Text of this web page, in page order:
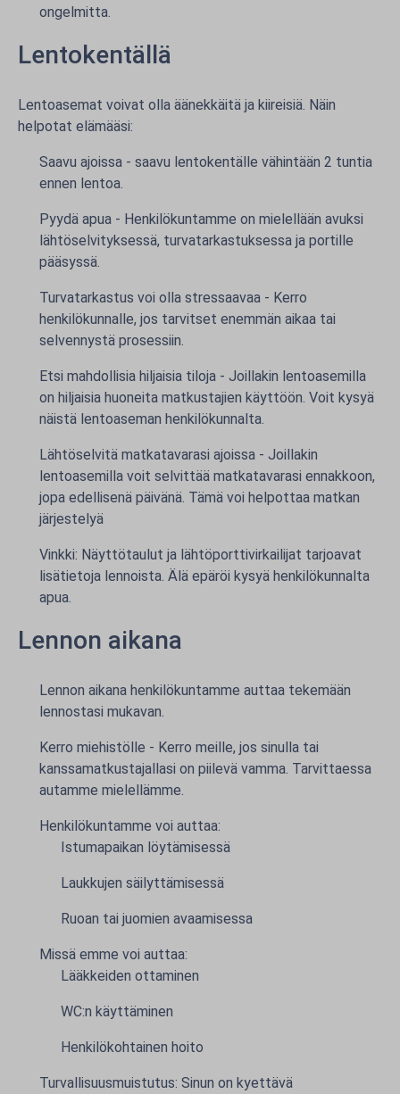
ongelmitta.
Lentokentällä
Lentoasemat voivat olla äänekkäitä ja kiireisiä. Näin
helpotat elämääsi:
Saavu ajoissa - saavu lentokentälle vähintään 2 tuntia
ennen lentoa.
Pyydä apua - Henkilökuntamme on mielellään avuksi
lähtöselvityksessä, turvatarkastuksessa ja portille
pääsyssä.
Turvatarkastus voi olla stressaavaa - Kerro
henkilökunnalle, jos tarvitset enemmän aikaa tai
selvennystä prosessiin.
Etsi mahdollisia hiljaisia tiloja - Joillakin lentoasemilla
on hiljaisia huoneita matkustajien käyttöön. Voit kysyä
näistä lentoaseman henkilökunnalta.
Lähtöselvitä matkatavarasi ajoissa - Joillakin
lentoasemilla voit selvittää matkatavarasi ennakkoon,
jopa edellisenä päivänä. Tämä voi helpottaa matkan
järjestelyä
Vinkki: Näyttötaulut ja lähtöporttivirkailijat tarjoavat
lisätietoja lennoista. Älä epäröi kysyä henkilökunnalta
apua.
Lennon aikana
Lennon aikana henkilökuntamme auttaa tekemään
lennostasi mukavan.
Kerro miehistölle - Kerro meille, jos sinulla tai
kanssamatkustajallasi on piilevä vamma. Tarvittaessa
autamme mielellämme.
Henkilökuntamme voi auttaa:
Istumapaikan löytämisessä
Laukkujen säilyttämisessä
Ruoan tai juomien avaamisessa
Missä emme voi auttaa:
Lääkkeiden ottaminen
WC:n käyttäminen
Henkilökohtainen hoito
Turvallisuusmuistutus: Sinun on kyettävä